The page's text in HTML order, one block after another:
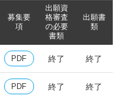
募集要
項
出願資
格審査
の必要
書類
出願書
類
PDF 終了 終了
PDF 終了 終了